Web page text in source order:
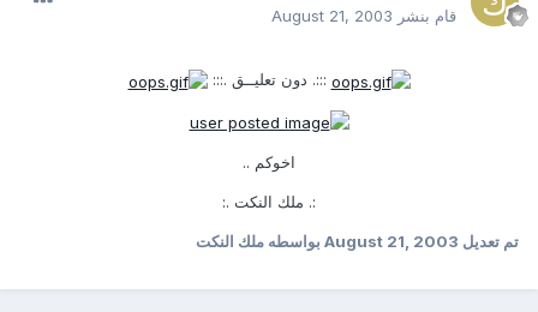
قام بنشر August 21, 2003
:::. دون تعليــق .:::
اخوكم ..
:. ملك النكت .:
تم تعديل August 21, 2003بواسطه ملك النكت